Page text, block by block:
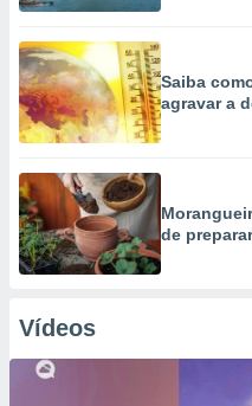
Saiba
agravar a
de
Vídeos